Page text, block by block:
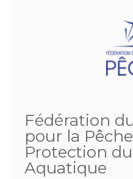
Fédération
pour la
Protection
Aquatique